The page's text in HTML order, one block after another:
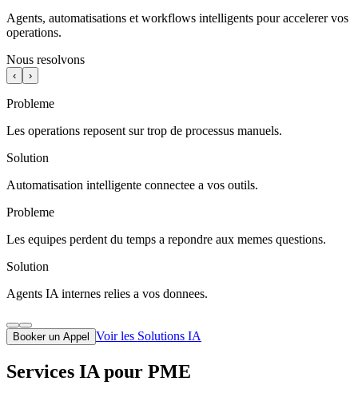
Agents, automatisations et workflows intelligents pour accelerer vos
operations.
Nous resolvons
‹ ›
Probleme
Les operations reposent sur trop de processus manuels.
Solution
Automatisation intelligente connectee a vos outils.
Probleme
Les equipes perdent du temps a repondre aux memes questions.
Solution
Agents IA internes relies a vos donnees.
Booker un Appel Voir les Solutions IA
Services IA pour PME